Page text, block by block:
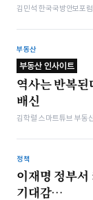
김민석 한국국방안보포
부동산
부동산 인사이트
역사는 반복
배신
김학렬 스마트튜브 부동
정책
이재명 정부서
기대감…